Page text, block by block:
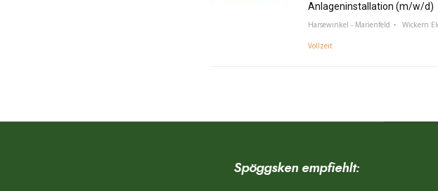
Anlageninstallation (m/w/d)
Harsewinkel - Marienfeld Wickern
Vollzeit
Spöggsken empfiehlt: